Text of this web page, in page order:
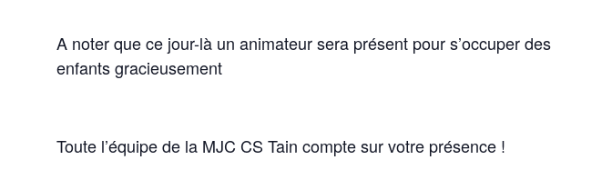
A noter que ce jour-là un animateur sera présent pour s’occuper des
enfants gracieusement
Toute l’équipe de la MJC CS Tain compte sur votre présence !